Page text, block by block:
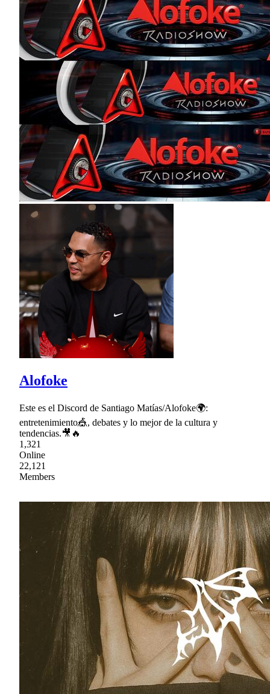
Alofoke
Este es el Discord de Santiago Matías/Alofoke🌍:
entretenimiento🎪, debates y lo mejor de la cultura y
tendencias.🎥🔥
1,321
Online
22,121
Members